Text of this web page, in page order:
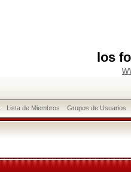
los
Lista de Miembros Grupos de Usuarios